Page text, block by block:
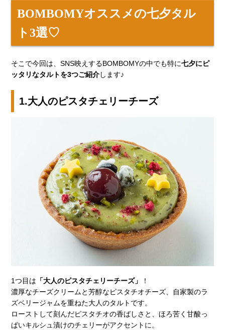
BOMBOMYオススメの七夕タル
ト3選♡
そこで今回は、SNS映えするBOMBOMYの中でも特に七夕にピ
ッタリなタルトを3つご紹介します♪
1.大人のピスタチェリーチーズ
1つ目は 「大人のピスタチェリーチーズ」
！
濃厚なチーズクリームと芳醇なピスタチオチーズ、自家製のラ
ズベリージャムを重ねた大人のタルトです。
ローストして刻んだピスタチオの香ばしさと、ほろ苦く甘酸っ
ぱいキルシュ漬けのチェリーがアクセントに。